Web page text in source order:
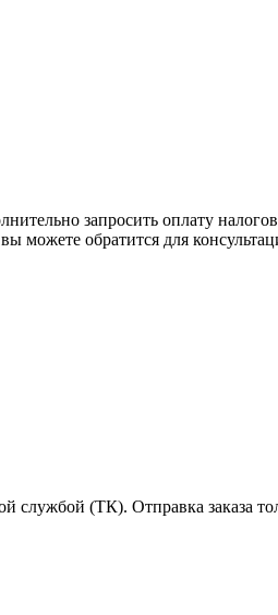
запросить оплату
можете обратится для
(ТК). Отправка заказа